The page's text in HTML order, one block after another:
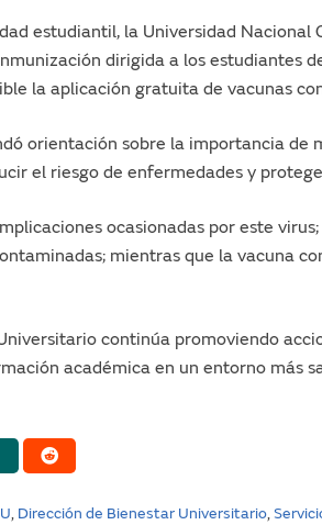
estudiantil, la Universidad
dirigida a los estudiantes
la aplicación gratuita de vacunas
orientación sobre la importancia
el riesgo de enfermedades y
ocasionadas por este
mientras que la vacuna
continúa promoviendo
académica en un entorno más
, Dirección de Bienestar Universitario,